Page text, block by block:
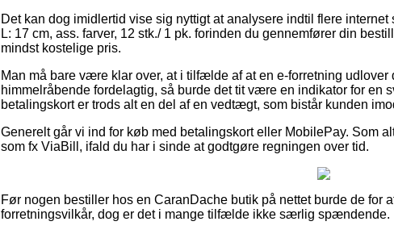
Det kan dog imidlertid vise sig nyttigt at analysere indtil flere
L: 17 cm, ass. farver, 12 stk./ 1 pk. forinden du gennemfører din
mindst kostelige pris.
Man må bare være klar over, at i tilfælde af at en e-forretning
himmelråbende fordelagtig, så burde det tit være en indikator for en
betalingskort er trods alt en del af en vedtægt, som bistår kunden
Generelt går vi ind for køb med betalingskort eller MobilePay. Som
som fx ViaBill, ifald du har i sinde at godtgøre regningen over tid.
Før nogen bestiller hos en CaranDache butik på nettet burde de for
forretningsvilkår, dog er det i mange tilfælde ikke særlig spændende.